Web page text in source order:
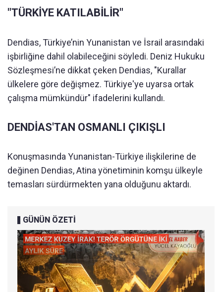
"TÜRKİYE KATILABİLİR"
Dendias, Türkiye’nin Yunanistan ve İsrail arasındaki
işbirliğine dahil olabileceğini söyledi. Deniz Hukuku
Sözleşmesi’ne dikkat çeken Dendias, "Kurallar
ülkelere göre değişmez. Türkiye'ye uyarsa ortak
çalışma mümkündür" ifadelerini kullandı.
DENDİAS'TAN OSMANLI ÇIKIŞLI
Konuşmasında Yunanistan-Türkiye ilişkilerine de
değinen Dendias, Atina yönetiminin komşu ülkeyle
temasları sürdürmekten yana olduğunu aktardı.
GÜNÜN ÖZETİ